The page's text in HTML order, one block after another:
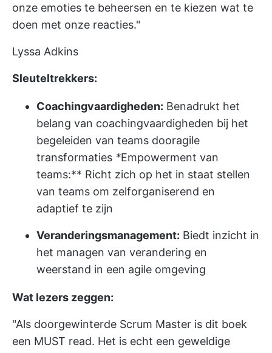
onze emoties te beheersen en te kiezen wat te
doen met onze reacties."
Lyssa Adkins
Sleuteltrekkers:
Coachingvaardigheden: Benadrukt het
belang van coachingvaardigheden bij het
begeleiden van teams dooragile
transformaties *Empowerment van
teams:** Richt zich op het in staat stellen
van teams om zelforganiserend en
adaptief te zijn
Veranderingsmanagement: Biedt inzicht in
het managen van verandering en
weerstand in een agile omgeving
Wat lezers zeggen:
"Als doorgewinterde Scrum Master is dit boek
een MUST read. Het is echt een geweldige